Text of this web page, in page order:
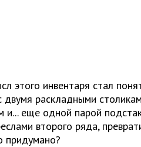
этого инвентаря стал
раскладными
и... еще одной парой
второго ряда,
придумано?